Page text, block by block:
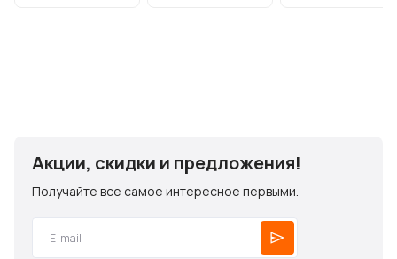
Акции, скидки и предложения!
Получайте все самое интересное первыми.